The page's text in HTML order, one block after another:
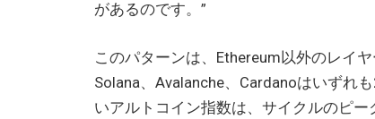
があるのです。”
このパターンは、Ethereum以外のレイ
Solana、Avalanche、Cardanoはいずれ
いアルトコイン指数は、サイクルのピー